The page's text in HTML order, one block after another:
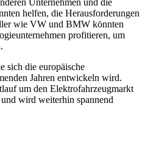
Unternehmen und die
helfen, die Herausforderungen
wie VW und BMW könnten
profitieren, um
sich die europäische
Jahren entwickeln wird.
um den Elektrofahrzeugmarkt
wird weiterhin spannend